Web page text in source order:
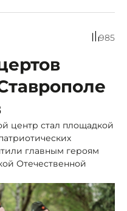
985
центр стал площадкой
главным героям
Отечественной